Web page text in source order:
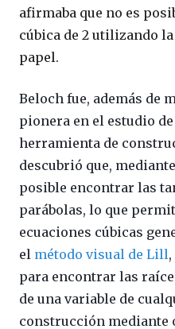
afirmaba que no es
cúbica de 2 utilizando
papel.
Beloch fue, además de
pionera en el estudio
herramienta de
descubrió que,
posible encontrar las
parábolas, lo que
ecuaciones cúbicas
el método visual de Lill
para encontrar las
de una variable de
construcción mediante